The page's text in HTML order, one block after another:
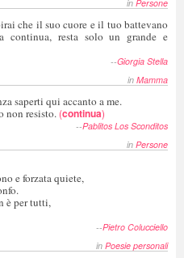
in Persone
che il suo cuore e il tuo battevano
continua, resta solo un grande e
--Giorgia Stella
in Mamma
saperti qui accanto a me.
non resisto. (continua)
--Pablitos Los Sconditos
in Persone
e forzata quiete,
è per tutti,
--Pietro Colucciello
in Poesie personali